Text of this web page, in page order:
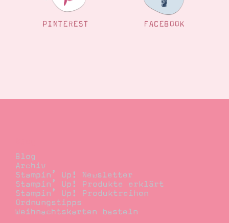
PINTEREST FACEBOOK
Blog
Archiv
Stampin’ Up! Newsletter
Stampin’ Up! Produkte erklärt
Stampin’ Up! Produktreihen
Ordnungstipps
Weihnachtskarten basteln